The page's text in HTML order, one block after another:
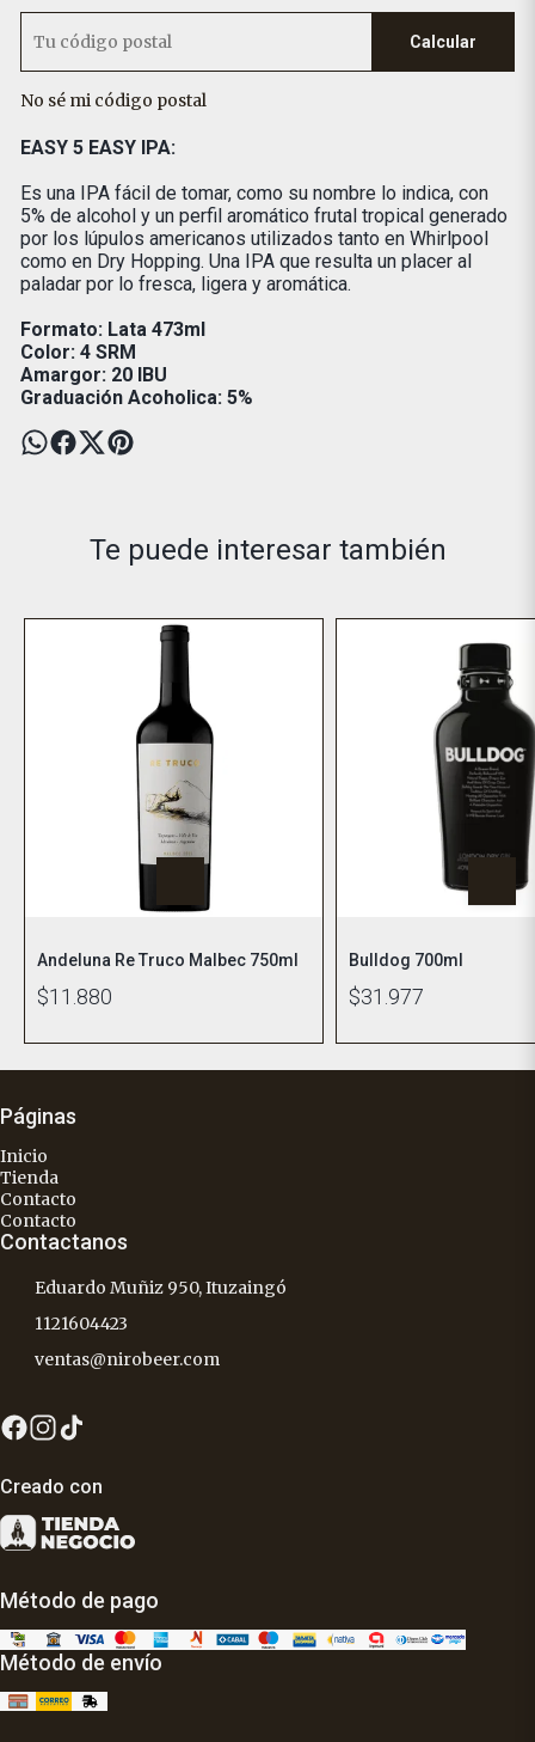
Calcular
No sé mi código postal
EASY 5 EASY IPA:
Es una IPA fácil de tomar, como su nombre lo indica, con
5% de alcohol y un perfil aromático frutal tropical generado
por los lúpulos americanos utilizados tanto en Whirlpool
como en Dry Hopping. Una IPA que resulta un placer al
paladar por lo fresca, ligera y aromática.
Formato: Lata 473ml
Color: 4 SRM
Amargor: 20 IBU
Graduación Acoholica: 5%
Te puede interesar también
Andeluna Re Truco Malbec 750ml
$11.880
Bulldog 700ml
$31.977
Páginas
Inicio
Tienda
Contacto
Contacto
Contactanos
Eduardo Muñiz 950, Ituzaingó
1121604423
ventas@nirobeer.com
Creado con
Método de pago
Método de envío